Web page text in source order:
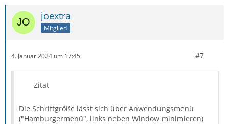
joextra
Mitglied
4. Januar 2024 um 17:45 #7
Zitat
Die Schriftgröße lässt sich über Anwendungsmenü
("Hamburgermenü", links neben Window minimieren)